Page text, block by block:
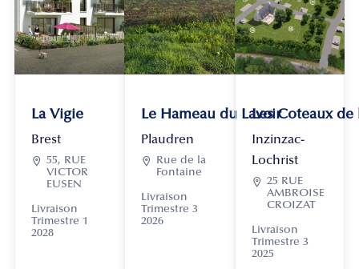
La Vigie
Brest
 55, RUE
VICTOR
EUSEN
Livraison
Trimestre 1
2028
Le Hameau du Lavoir
Plaudren

Rue de la
Fontaine
Livraison
Trimestre 3
2026
Les Coteaux
Inzinzac-
Lochrist
 25 RUE
AMBROISE
CROIZAT
Livraison
Trimestre 3
2025